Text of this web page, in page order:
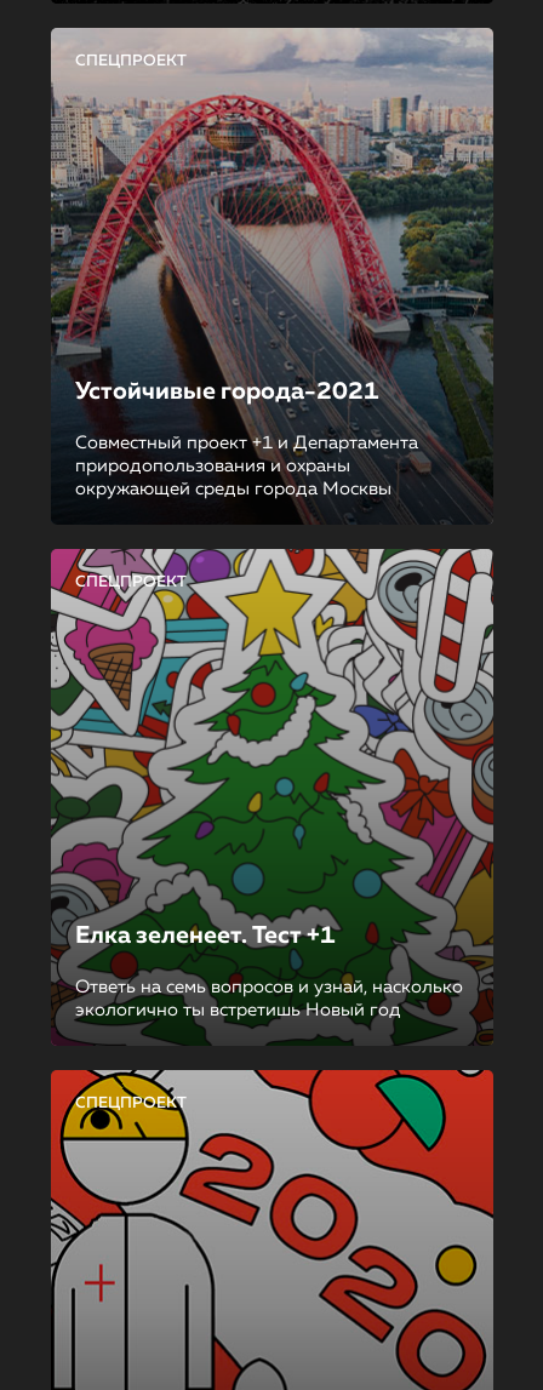
СПЕЦПРОЕКТ
Устойчивые города-2021
Совместный проект +1 и Департамента
природопользования и охраны
окружающей среды города Москвы
СПЕЦПРОЕКТ
Елка зеленеет. Тест +1
Ответь на семь вопросов и узнай, насколько
экологично ты встретишь Новый год
СПЕЦПРОЕКТ